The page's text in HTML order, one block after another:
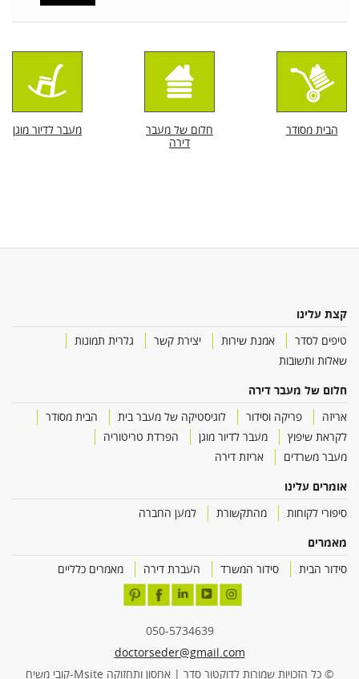
הבית מסודר
חלום של מעבר
דירה
מעבר לדיור מוגן
קצת עלינו
טיפים לסדר אמנת שירות יצירת קשר
גלרית תמונות
שאלות ותשובות
חלום של מעבר דירה
אריזה פריקה וסידור לוגיסטיקה של מעבר בית
הבית מסודר
לקראת שיפוץ
מעבר לדיור מוגן
הפרדת טריטוריה
מעבר משרדים
אריזת דירה
אומרים עלינו
סיפורי לקוחות מהתקשורת למען החברה
מאמרים
סידור הבית סידור המשרד העברת דירה מאמרים כלליים
050-5734639
doctorseder@gmail.com
© כל הזכויות שמורות לדוקטור סדר | אחסון ותחזוקה Msite-קובי משיח